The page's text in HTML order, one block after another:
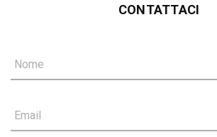
CONTATTACI
Nome
Email